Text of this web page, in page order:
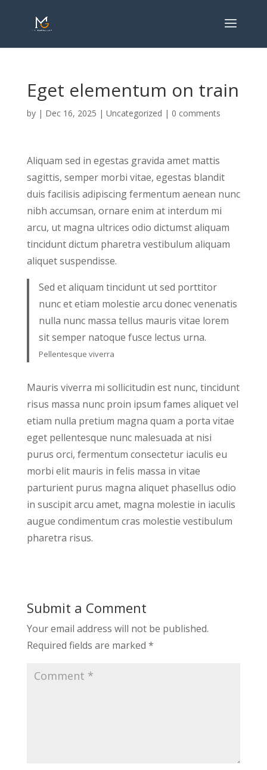
Eget elementum on train
by | Dec 16, 2025 | Uncategorized | 0 comments
Aliquam sed in egestas gravida amet mattis
sagittis, semper morbi vitae, egestas blandit
duis facilisis adipiscing fermentum aenean nunc
nibh accumsan, ornare enim at interdum mi
arcu, ut magna ultrices odio dictumst aliquam
tincidunt dictum pharetra vestibulum aliquam
aliquet suspendisse.
Sed et aliquam tincidunt ut sed porttitor
nunc et etiam molestie arcu donec venenatis
nulla nunc massa tellus mauris vitae lorem
sit semper natoque fusce lectus urna.
Pellentesque viverra
Mauris viverra mi sollicitudin est nunc, tincidunt
risus massa nunc proin ipsum fames aliquet vel
etiam nulla pretium magna quam a porta vitae
eget pellentesque nunc malesuada at nisi
purus orci, fermentum consectetur iaculis eu
morbi elit mauris in felis massa in vitae
parturient purus magna aliquet phasellus odio
in suscipit arcu amet, magna molestie in iaculis
augue condimentum cras molestie vestibulum
pharetra risus.
Submit a Comment
Your email address will not be published.
Required fields are marked *